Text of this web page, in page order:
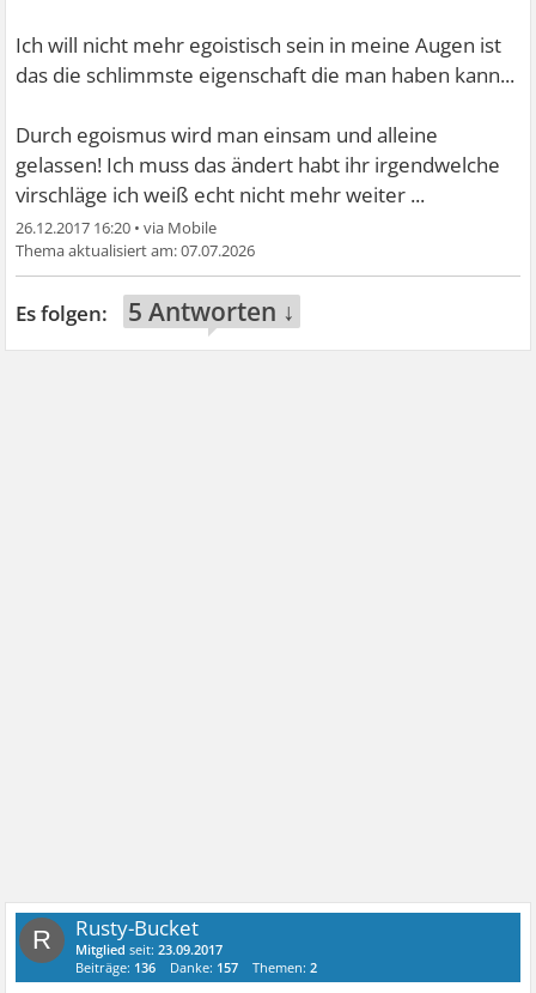
Ich will nicht mehr egoistisch sein in meine Augen ist
das die schlimmste eigenschaft die man haben kann...
Durch egoismus wird man einsam und alleine
gelassen! Ich muss das ändert habt ihr irgendwelche
virschläge ich weiß echt nicht mehr weiter ...
26.12.2017 16:20 •
07.07.2026
5 Antworten ↓
R Rusty-Bucket
Mitglied seit:23.09.2017
Beiträge: 136 Danke: 157 Themen:2